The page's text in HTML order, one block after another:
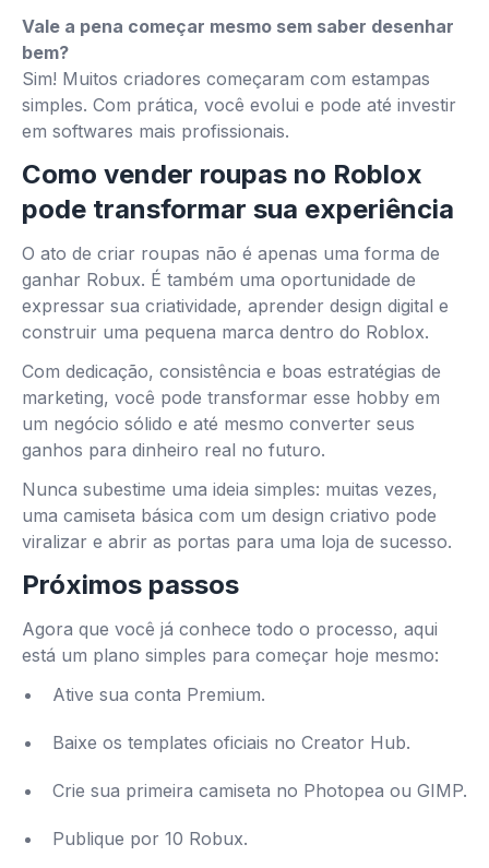
Vale a pena começar mesmo sem saber desenhar
bem?
Sim! Muitos criadores começaram com estampas
simples. Com prática, você evolui e pode até investir
em softwares mais profissionais.
Como vender roupas no Roblox
pode transformar sua experiência
O ato de criar roupas não é apenas uma forma de
ganhar Robux. É também uma oportunidade de
expressar sua criatividade, aprender design digital e
construir uma pequena marca dentro do Roblox.
Com dedicação, consistência e boas estratégias de
marketing, você pode transformar esse hobby em
um negócio sólido e até mesmo converter seus
ganhos para dinheiro real no futuro.
Nunca subestime uma ideia simples: muitas vezes,
uma camiseta básica com um design criativo pode
viralizar e abrir as portas para uma loja de sucesso.
Próximos passos
Agora que você já conhece todo o processo, aqui
está um plano simples para começar hoje mesmo:
Ative sua conta Premium.
Baixe os templates oficiais no Creator Hub.
Crie sua primeira camiseta no Photopea ou GIMP.
Publique por 10 Robux.